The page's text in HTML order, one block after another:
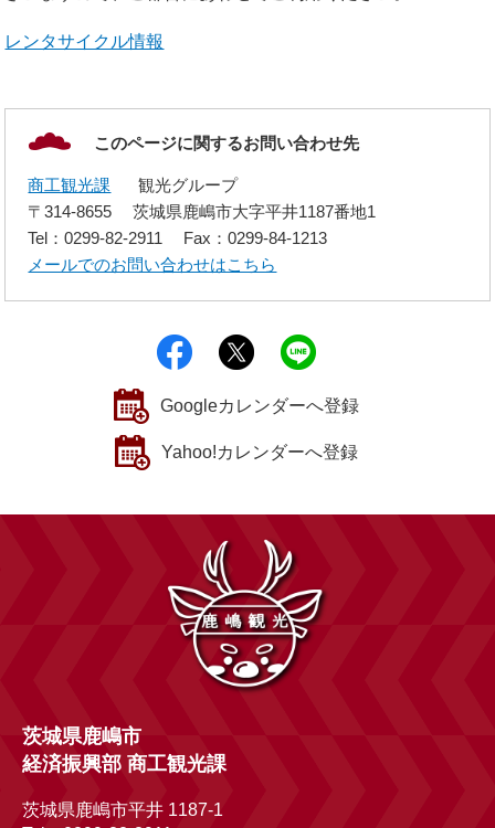
レンタサイクル情報
このページに関するお問い合わせ先
商工観光課
観光グループ
〒314-8655
茨城県鹿嶋市大字平井1187番地1
Tel：0299-82-2911
Fax：0299-84-1213
メールでのお問い合わせはこちら
シェアするポストする
Googleカレンダーへ登録
Yahoo!カレンダーへ登録
茨城県鹿嶋市
経済振興部 商工観光課
茨城県鹿嶋市平井 1187-1